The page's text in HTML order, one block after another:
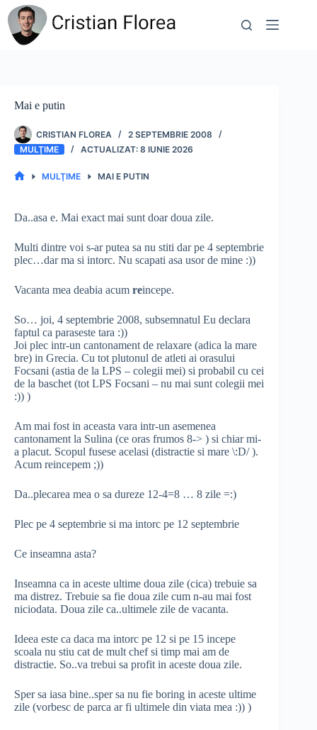
Sari
conținut
Mai e putin
CRISTIAN FLOREA
2 SEPTEMBRIE 2008
MULŢIME
8 IUNIE 2026
MULŢIME MAI E PUTIN
Da..asa e. Mai exact mai sunt doar doua zile.
Multi dintre voi s-ar putea sa nu stiti dar pe 4 septembrie
plec…dar ma si intorc. Nu scapati asa usor de mine :))
Vacanta mea deabia acum reincepe.
So… joi, 4 septembrie 2008, subsemnatul Eu declara
faptul ca paraseste tara :))
Joi plec intr-un cantonament de relaxare (adica la mare
bre) in Grecia. Cu tot plutonul de atleti ai orasului
Focsani (astia de la LPS – colegii mei) si probabil cu cei
de la baschet (tot LPS Focsani – nu mai sunt colegii mei
:)) )
Am mai fost in aceasta vara intr-un asemenea
cantonament la Sulina (ce oras frumos 8-> ) si chiar mi-
a placut. Scopul fusese acelasi (distractie si mare \:D/ ).
Acum reincepem ;))
Da..plecarea mea o sa dureze 12-4=8 … 8 zile =:)
Plec pe 4 septembrie si ma intorc pe 12 septembrie
Ce inseamna asta?
Inseamna ca in aceste ultime doua zile (cica) trebuie sa
ma distrez. Trebuie sa fie doua zile cum n-au mai fost
niciodata. Doua zile ca..ultimele zile de vacanta.
Ideea este ca daca ma intorc pe 12 si pe 15 incepe
scoala nu stiu cat de mult chef si timp mai am de
distractie. So..va trebui sa profit in aceste doua zile.
Sper sa iasa bine..sper sa nu fie boring in aceste ultime
zile (vorbesc de parca ar fi ultimele din viata mea :)) )